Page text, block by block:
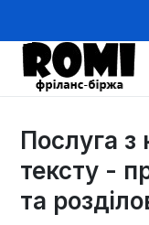
Послуга з
тексту -
та